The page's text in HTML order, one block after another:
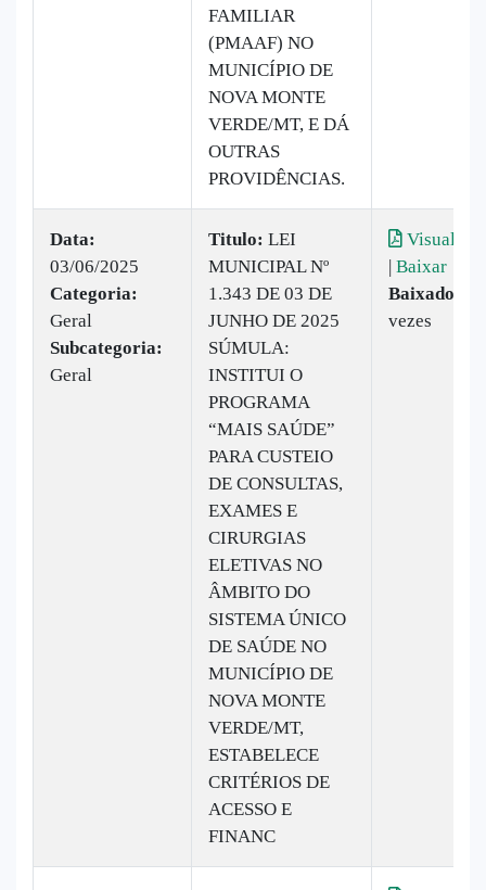
FAMILIAR
(PMAAF) NO
MUNICÍPIO DE
NOVA MONTE
VERDE/MT, E DÁ
OUTRAS
PROVIDÊNCIAS.
Data:
03/06/2025
Categoria:
Geral
Subcategoria:
Geral
Titulo: LEI
MUNICIPAL Nº
1.343 DE 03 DE
JUNHO DE 2025
SÚMULA:
INSTITUI O
PROGRAMA
“MAIS SAÚDE”
PARA CUSTEIO
DE CONSULTAS,
EXAMES E
CIRURGIAS
ELETIVAS NO
ÂMBITO DO
SISTEMA ÚNICO
DE SAÚDE NO
MUNICÍPIO DE
NOVA MONTE
VERDE/MT,
ESTABELECE
CRITÉRIOS DE
ACESSO E
FINANC
Visualizar
| Baixar
Baixado:
vezes